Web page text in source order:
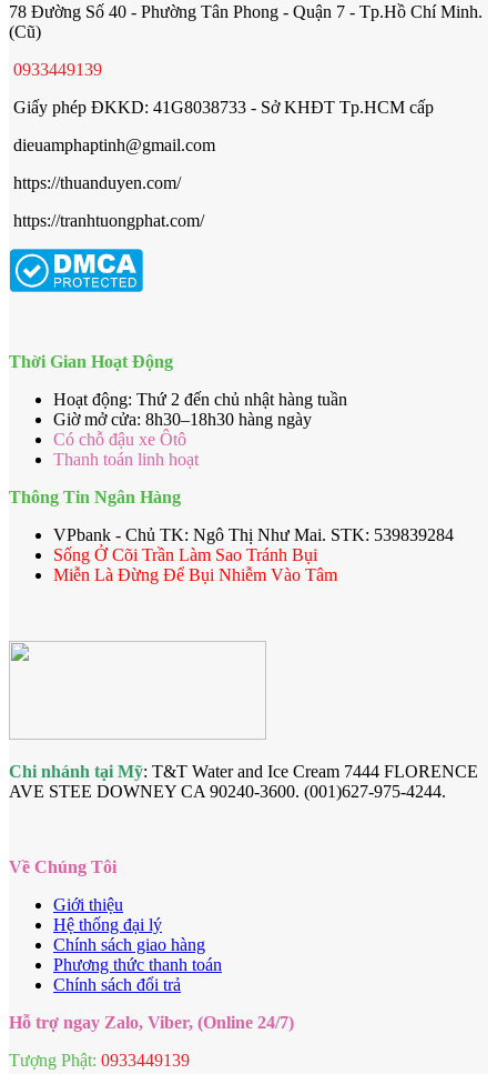
78 Đường Số 40 - Phường Tân Phong - Quận 7 - Tp.Hồ Chí Minh.
(Cũ)
0933449139
Giấy phép ĐKKD: 41G8038733 - Sở KHĐT Tp.HCM cấp
dieuamphaptinh@gmail.com
https://thuanduyen.com/
https://tranhtuongphat.com/
Thời Gian Hoạt Động
Hoạt động: Thứ 2 đến chủ nhật hàng tuần
Giờ mở cửa: 8h30–18h30 hàng ngày
Có chỗ đậu xe Ôtô
Thanh toán linh hoạt
Thông Tin Ngân Hàng
VPbank - Chủ TK: Ngô Thị Như Mai. STK: 539839284
Sống Ở Cõi Trần Làm Sao Tránh Bụi
Miễn Là Đừng Để Bụi Nhiễm Vào Tâm
Chi nhánh tại Mỹ: T&T Water and Ice Cream 7444 FLORENCE
AVE STEE DOWNEY CA 90240-3600. (001)627-975-4244.
Về Chúng Tôi
Giới thiệu
Hệ thống đại lý
Chính sách giao hàng
Phương thức thanh toán
Chính sách đổi trả
Hỗ trợ ngay Zalo, Viber, (Online 24/7)
Tượng Phật: 0933449139